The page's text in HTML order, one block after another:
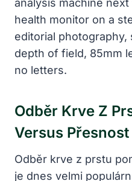
Odběr Krve Z
Versus Přesnost
Odběr krve z prstu
je dnes velmi